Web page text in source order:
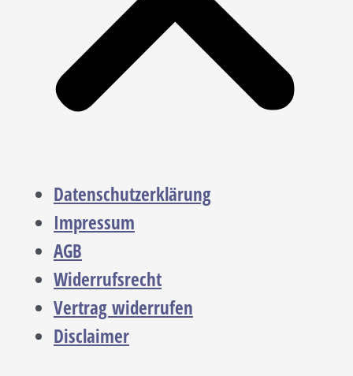
Datenschutzerklärung
Impressum
AGB
Widerrufsrecht
Vertrag widerrufen
Disclaimer